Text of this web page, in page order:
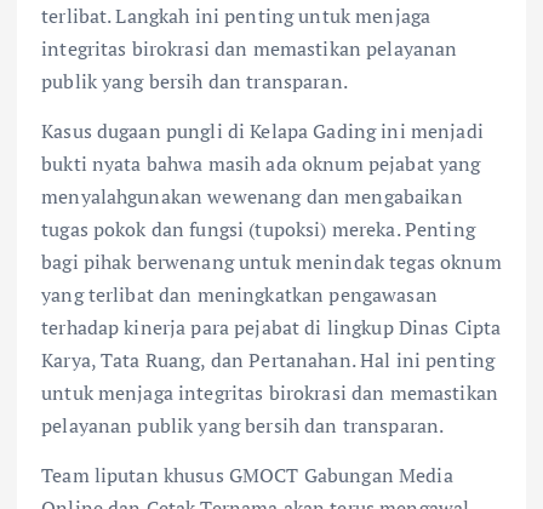
terlibat. Langkah ini penting untuk menjaga
integritas birokrasi dan memastikan pelayanan
publik yang bersih dan transparan.
Kasus dugaan pungli di Kelapa Gading ini menjadi
bukti nyata bahwa masih ada oknum pejabat yang
menyalahgunakan wewenang dan mengabaikan
tugas pokok dan fungsi (tupoksi) mereka. Penting
bagi pihak berwenang untuk menindak tegas oknum
yang terlibat dan meningkatkan pengawasan
terhadap kinerja para pejabat di lingkup Dinas Cipta
Karya, Tata Ruang, dan Pertanahan. Hal ini penting
untuk menjaga integritas birokrasi dan memastikan
pelayanan publik yang bersih dan transparan.
Team liputan khusus GMOCT Gabungan Media